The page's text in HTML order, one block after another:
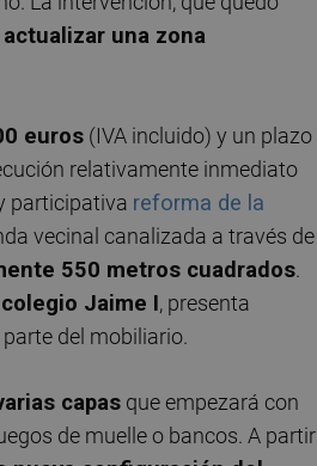
actualizar una zona
euros (IVA incluido) y un plazo
relativamente inmediato
participativa reforma de la
vecinal canalizada a través de
550 metros cuadrados.
Jaime I, presenta
del mobiliario.
capas que empezará con
de muelle o bancos. A partir